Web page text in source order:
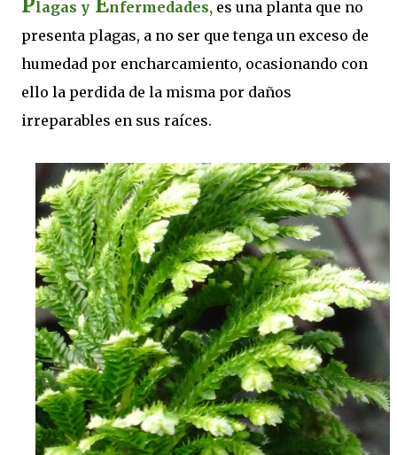
lagas y nfermedades, es una planta que no
presenta plagas, a no ser que tenga un exceso de
humedad por encharcamiento, ocasionando con
ello la perdida de la misma por daños
irreparables en sus raíces.